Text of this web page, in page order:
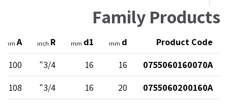
Family Products
Product Code
d
mm
d1
mm
R
inch
A
mm
0755060160070A
16
16
3/4"
100
0755060200160A
20
16
3/4"
108